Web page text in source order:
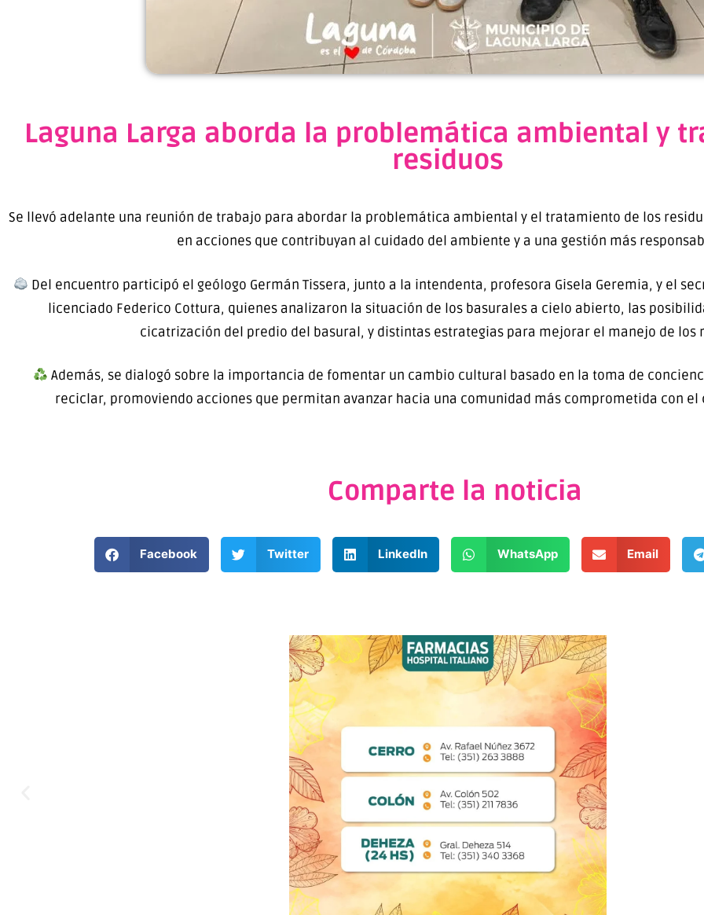
Laguna Larga aborda la problemática ambiental y
residuos
Se llevó adelante una reunión de trabajo para abordar la problemática ambiental y el tratamiento de los
en acciones que contribuyan al cuidado del ambiente y a una gestión más
Del encuentro participó el geólogo Germán Tissera, junto a la intendenta, profesora Gisela Geremia, y el
licenciado Federico Cottura, quienes analizaron la situación de los basurales a cielo abierto, las
cicatrización del predio del basural, y distintas estrategias para mejorar el manejo de los
Además, se dialogó sobre la importancia de fomentar un cambio cultural basado en la toma de
reciclar, promoviendo acciones que permitan avanzar hacia una comunidad más comprometida con
Comparte la noticia
Facebook Twitter LinkedIn WhatsApp Email